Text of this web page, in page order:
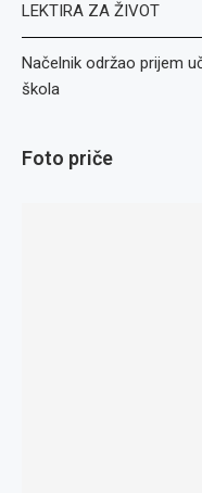
LEKTIRA ZA ŽIVOT
Načelnik održao prijem
škola
Foto priče